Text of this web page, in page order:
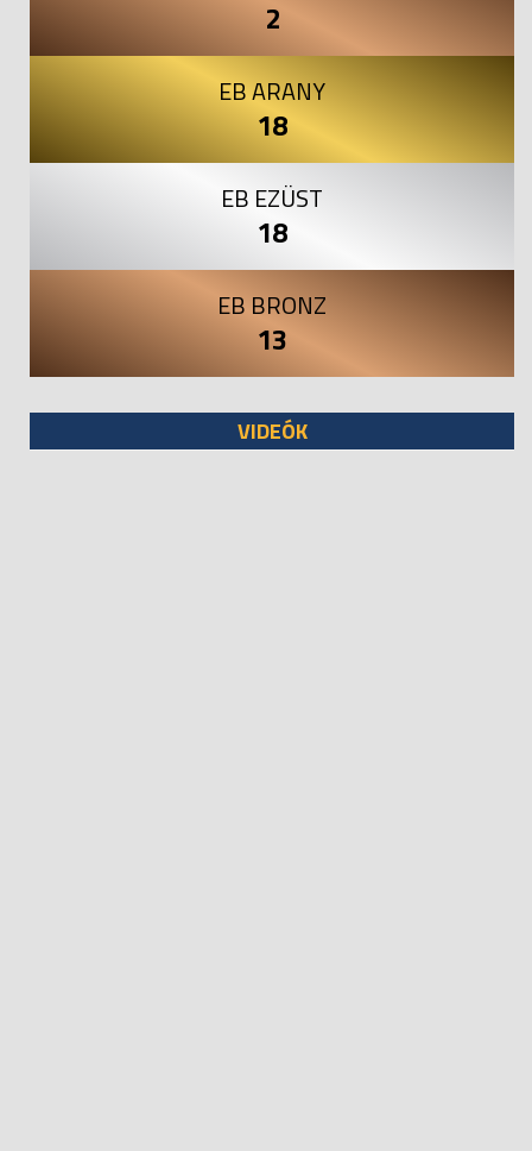
2
EB ARANY
18
EB EZÜST
18
EB BRONZ
13
VIDEÓK